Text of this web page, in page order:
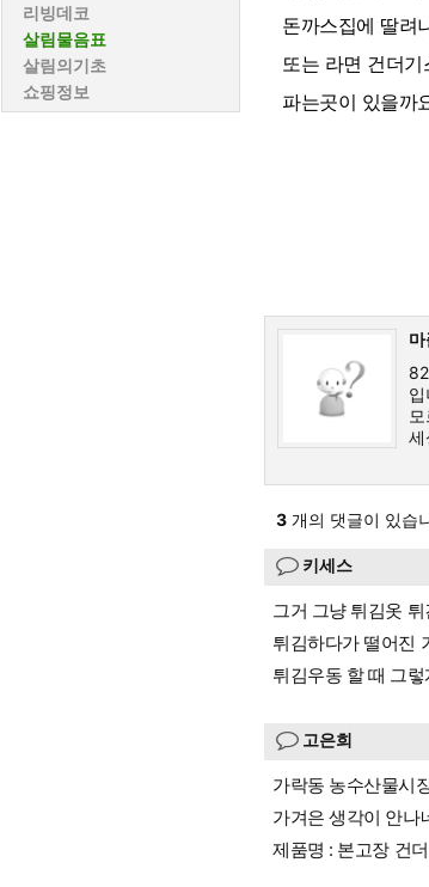
리빙데코
살림물음표
살림의기초
쇼핑정보
돈까스집에 딸려
또는 라면 건더
파는곳이 있을까
세
3 개의 댓글이 있습
키세스
그거 그냥 튀김옷
튀김하다가 떨어진
튀김우동 할 때 그
고은희
가락동 농수산물시
가겨은 생각이 안나
제품명 : 본고장 건